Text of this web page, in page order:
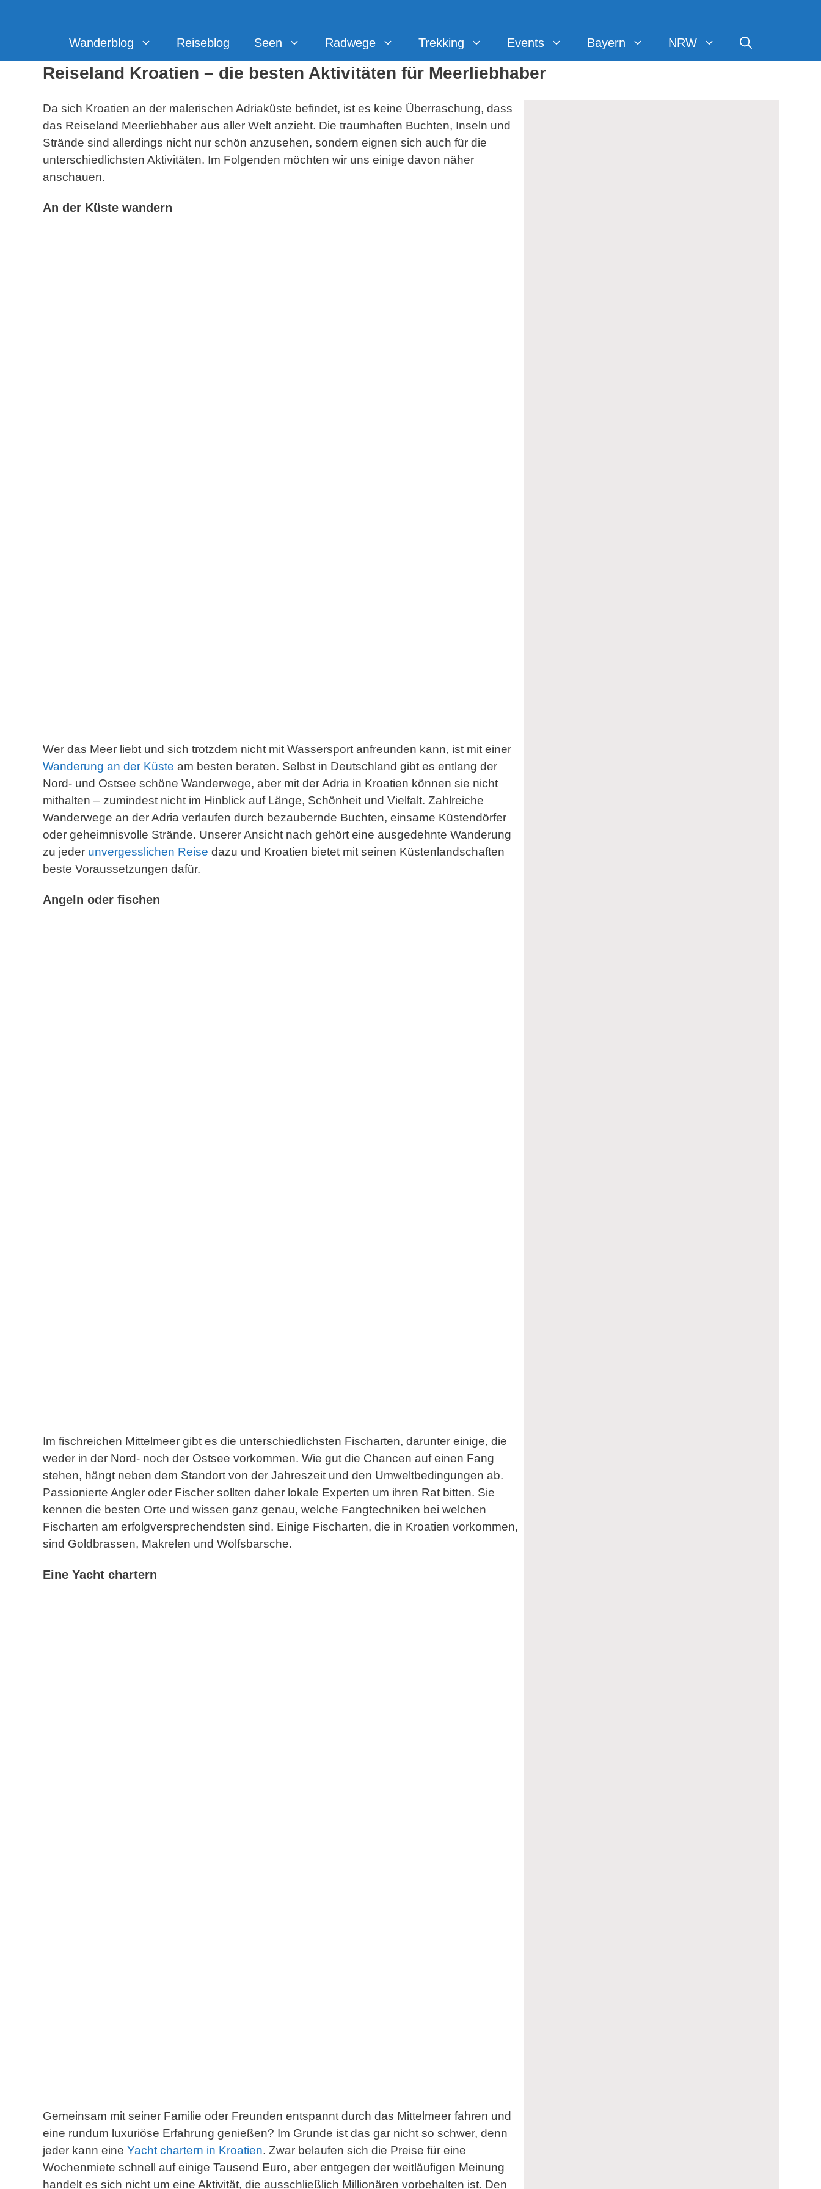
Wanderblog Reiseblog Seen Radwege Trekking Events Bayern NRW
Reiseland Kroatien – die besten Aktivitäten für Meerliebhaber
Da sich Kroatien an der malerischen Adriaküste befindet, ist es keine Überraschung, dass
das Reiseland Meerliebhaber aus aller Welt anzieht. Die traumhaften Buchten, Inseln und
Strände sind allerdings nicht nur schön anzusehen, sondern eignen sich auch für die
unterschiedlichsten Aktivitäten. Im Folgenden möchten wir uns einige davon näher
anschauen.
An der Küste wandern
Wer das Meer liebt und sich trotzdem nicht mit Wassersport anfreunden kann, ist mit einer
Wanderung an der Küste am besten beraten. Selbst in Deutschland gibt es entlang der
Nord- und Ostsee schöne Wanderwege, aber mit der Adria in Kroatien können sie nicht
mithalten – zumindest nicht im Hinblick auf Länge, Schönheit und Vielfalt. Zahlreiche
Wanderwege an der Adria verlaufen durch bezaubernde Buchten, einsame Küstendörfer
oder geheimnisvolle Strände. Unserer Ansicht nach gehört eine ausgedehnte Wanderung
zu jeder unvergesslichen Reise dazu und Kroatien bietet mit seinen Küstenlandschaften
beste Voraussetzungen dafür.
Angeln oder fischen
Im fischreichen Mittelmeer gibt es die unterschiedlichsten Fischarten, darunter einige, die
weder in der Nord- noch der Ostsee vorkommen. Wie gut die Chancen auf einen Fang
stehen, hängt neben dem Standort von der Jahreszeit und den Umweltbedingungen ab.
Passionierte Angler oder Fischer sollten daher lokale Experten um ihren Rat bitten. Sie
kennen die besten Orte und wissen ganz genau, welche Fangtechniken bei welchen
Fischarten am erfolgversprechendsten sind. Einige Fischarten, die in Kroatien vorkommen,
sind Goldbrassen, Makrelen und Wolfsbarsche.
Eine Yacht chartern
Gemeinsam mit seiner Familie oder Freunden entspannt durch das Mittelmeer fahren und
eine rundum luxuriöse Erfahrung genießen? Im Grunde ist das gar nicht so schwer, denn
jeder kann eine Yacht chartern in Kroatien. Zwar belaufen sich die Preise für eine
Wochenmiete schnell auf einige Tausend Euro, aber entgegen der weitläufigen Meinung
handelt es sich nicht um eine Aktivität, die ausschließlich Millionären vorbehalten ist. Den